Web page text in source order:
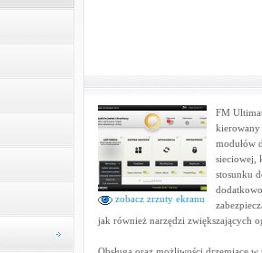
zobacz zrzuty ekranu
FM
kierowany
modułów
sieciowej,
stosunku
jak również narzędzi zwiększających